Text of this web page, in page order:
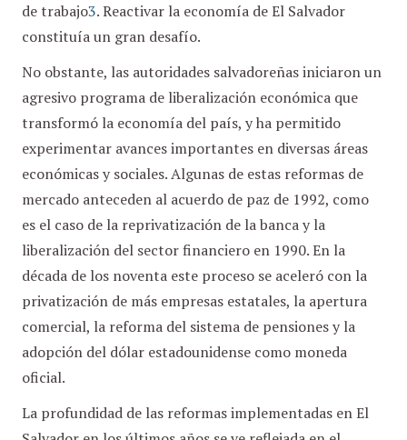
de trabajo3. Reactivar la economía de El Salvador
constituía un gran desafío.
No obstante, las autoridades salvadoreñas iniciaron un
agresivo programa de liberalización económica que
transformó la economía del país, y ha permitido
experimentar avances importantes en diversas áreas
económicas y sociales. Algunas de estas reformas de
mercado anteceden al acuerdo de paz de 1992, como
es el caso de la reprivatización de la banca y la
liberalización del sector financiero en 1990. En la
década de los noventa este proceso se aceleró con la
privatización de más empresas estatales, la apertura
comercial, la reforma del sistema de pensiones y la
adopción del dólar estadounidense como moneda
oficial.
La profundidad de las reformas implementadas en El